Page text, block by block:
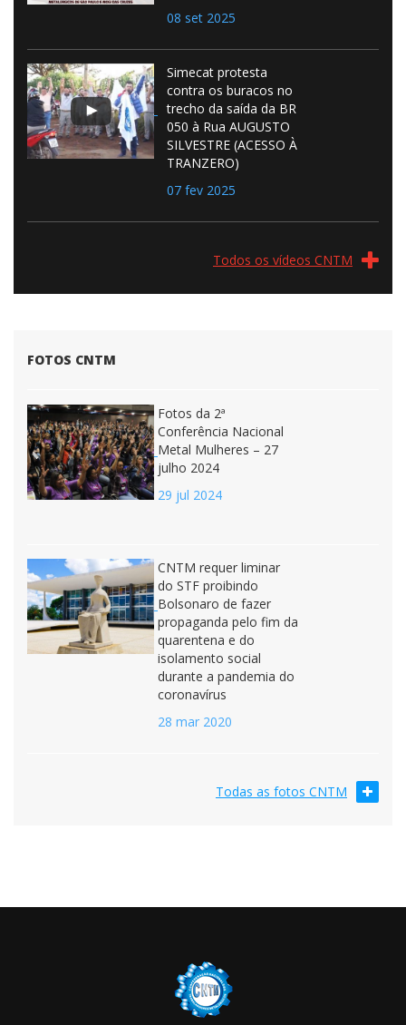
08 set 2025
Simecat protesta
contra os buracos no
trecho da saída da BR
050 à Rua AUGUSTO
SILVESTRE (ACESSO À
TRANZERO)
07 fev 2025
Todos os vídeos CNTM
FOTOS CNTM
Fotos da 2ª
Conferência Nacional
Metal Mulheres – 27
julho 2024
29 jul 2024
CNTM requer liminar
do STF proibindo
Bolsonaro de fazer
propaganda pelo fim da
quarentena e do
isolamento social
durante a pandemia do
coronavírus
28 mar 2020
Todas as fotos CNTM